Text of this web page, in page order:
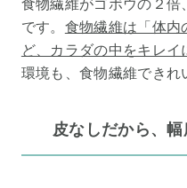
食物繊維がゴボウの２倍
です。 食物繊維は「体内
ど、カラダの中をキレイ
環境も、食物繊維できれ
皮なしだから、幅